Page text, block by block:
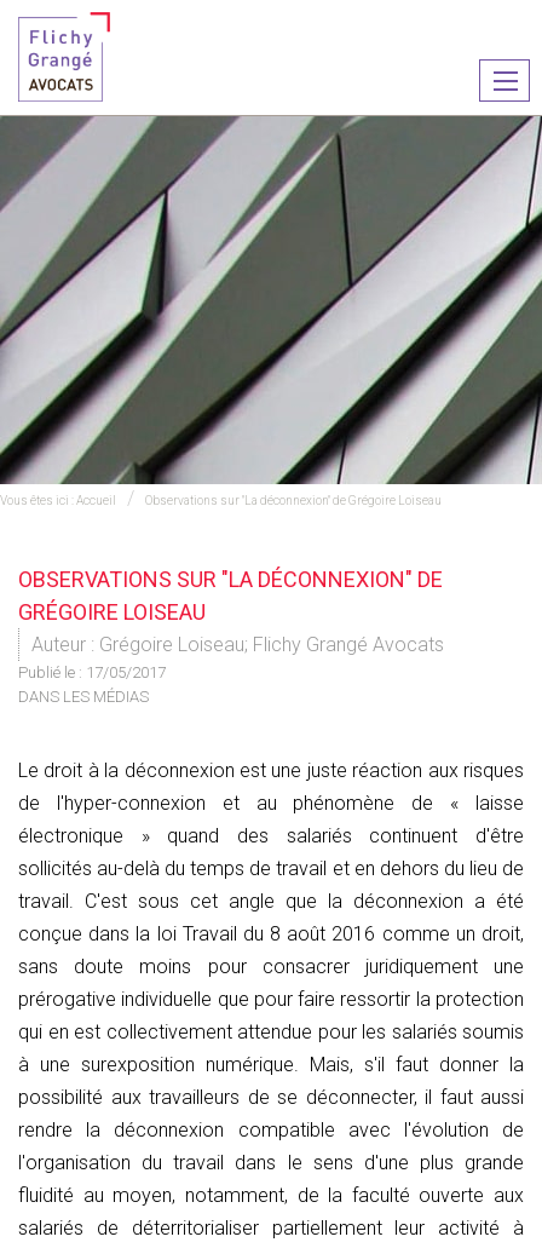
le
Vous êtes ici :Accueil Observations sur "La déconnexion" de Grégoire Loiseau
OBSERVATIONS SUR "LA DÉCONNEXION" DE
GRÉGOIRE LOISEAU
Auteur : Grégoire Loiseau; Flichy Grangé Avocats
Publié le : 17/05/2017
DANS LES MÉDIAS
Le droit à la déconnexion est une juste réaction aux risques
de l'hyper-connexion et au phénomène de « laisse
électronique » quand des salariés continuent d'être
sollicités au-delà du temps de travail et en dehors du lieu de
travail. C'est sous cet angle que la déconnexion a été
conçue dans la loi Travail du 8 août 2016 comme un droit,
sans doute moins pour consacrer juridiquement une
prérogative individuelle que pour faire ressortir la protection
qui en est collectivement attendue pour les salariés soumis
à une surexposition numérique. Mais, s'il faut donner la
possibilité aux travailleurs de se déconnecter, il faut aussi
rendre la déconnexion compatible avec l'évolution de
l'organisation du travail dans le sens d'une plus grande
fluidité au moyen, notamment, de la faculté ouverte aux
salariés de déterritorialiser partiellement leur activité à